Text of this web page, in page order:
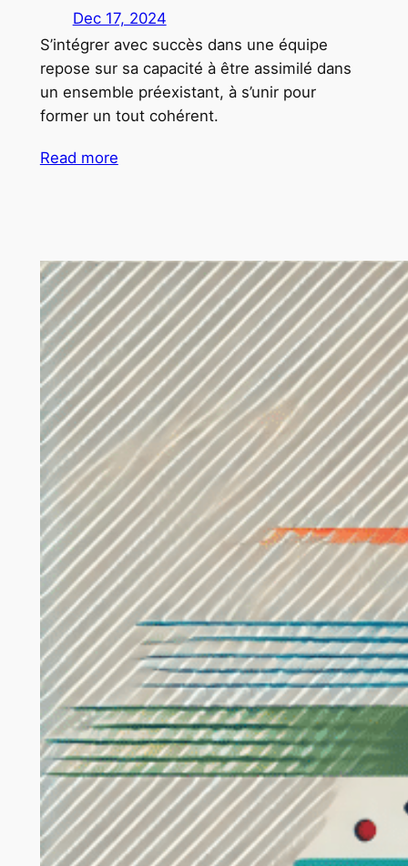
Dec 17, 2024
S’intégrer avec succès dans une équipe
repose sur sa capacité à être assimilé dans
un ensemble préexistant, à s’unir pour
former un tout cohérent.
Read more